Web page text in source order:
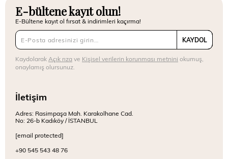
E-bültene kayıt olun!
E-Bültene kayıt ol fırsat & indirimleri kaçırma!
KAYDOL
KaydolarakAçık rızave Kişisel verilerin korunması metnini okumuş,
onaylamış olursunuz.
İletişim
Adres: Rasimpaşa Mah. Karakolhane Cad.
No: 26-b Kadıköy / İSTANBUL
[email protected]
+90 545 543 48 76